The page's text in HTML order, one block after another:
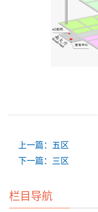
上一篇：五区
下一篇：三区
栏目导航